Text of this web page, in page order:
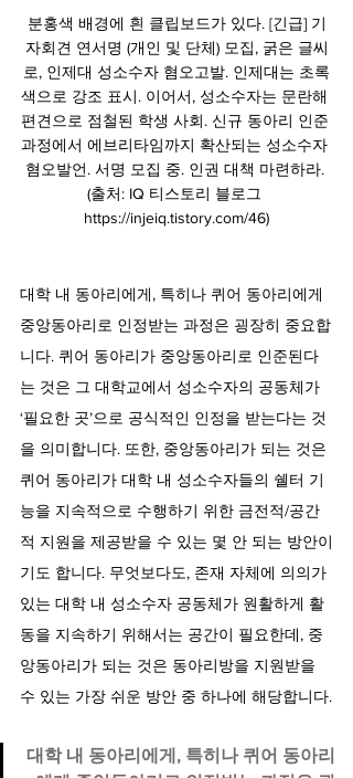
분홍색 배경에 흰 클립보드가 있다. [긴급] 기
자회견 연서명 (개인 및 단체) 모집, 굵은 글씨
로, 인제대 성소수자 혐오고발. 인제대는 초록
색으로 강조 표시. 이어서, 성소수자는 문란해
편견으로 점철된 학생 사회. 신규 동아리 인준
과정에서 에브리타임까지 확산되는 성소수자
혐오발언. 서명 모집 중. 인권 대책 마련하라.
(출처: IQ 티스토리 블로그
https://injeiq.tistory.com/46)
대학 내 동아리에게, 특히나 퀴어 동아리에게
중앙동아리로 인정받는 과정은 굉장히 중요합
니다. 퀴어 동아리가 중앙동아리로 인준된다
는 것은 그 대학교에서 성소수자의 공동체가
‘필요한 곳’으로 공식적인 인정을 받는다는 것
을 의미합니다. 또한, 중앙동아리가 되는 것은
퀴어 동아리가 대학 내 성소수자들의 쉘터 기
능을 지속적으로 수행하기 위한 금전적/공간
적 지원을 제공받을 수 있는 몇 안 되는 방안이
기도 합니다. 무엇보다도, 존재 자체에 의의가
있는 대학 내 성소수자 공동체가 원활하게 활
동을 지속하기 위해서는 공간이 필요한데, 중
앙동아리가 되는 것은 동아리방을 지원받을
수 있는 가장 쉬운 방안 중 하나에 해당합니다.
대학 내 동아리에게, 특히나 퀴어 동아리